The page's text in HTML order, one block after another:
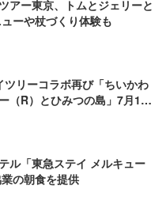
アー東京、トムとジェリーと
ーや杖づくり体験も
ツリーコラボ再び「ちいかわ
（R）とひみつの島」7月10
ル「東急ステイ メルキュー
の朝食を提供